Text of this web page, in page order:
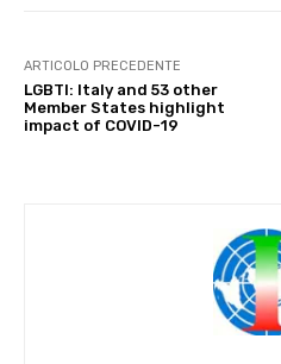
ARTICOLO PRECEDENTE
LGBTI: Italy and 53 other
Member States highlight
impact of COVID-19